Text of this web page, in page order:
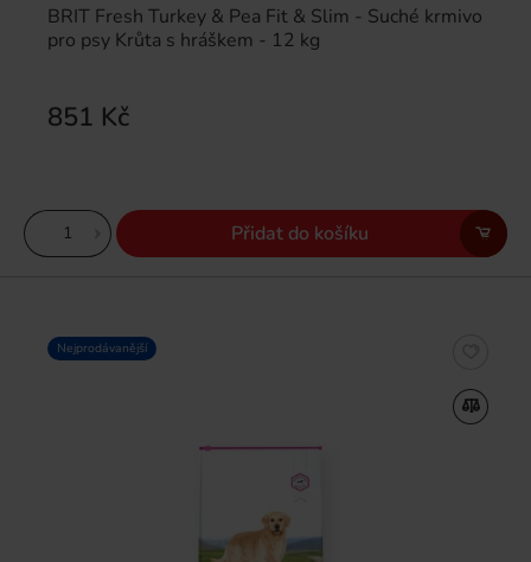
BRIT Fresh Turkey & Pea Fit & Slim - Suché krmivo
pro psy Krůta s hráškem - 12 kg
851 Kč
Přidat do košíku
Nejprodávanější